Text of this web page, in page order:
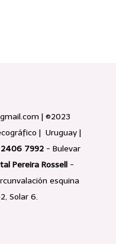
| ©2023
| Uruguay |
2406 7992 - Bulevar
Pereira Rossell-
esquina
Solar 6.